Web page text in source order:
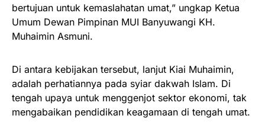
bertujuan untuk kemaslahatan umat,” ungkap Ketua
Umum Dewan Pimpinan MUI Banyuwangi KH.
Muhaimin Asmuni.
Di antara kebijakan tersebut, lanjut Kiai Muhaimin,
adalah perhatiannya pada syiar dakwah Islam. Di
tengah upaya untuk menggenjot sektor ekonomi, tak
mengabaikan pendidikan keagamaan di tengah umat.